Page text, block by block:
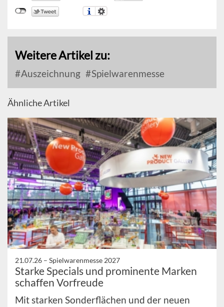
Weitere Artikel zu:
Auszeichnung Spielwarenmesse
Ähnliche Artikel
21.07.26 – Spielwarenmesse 2027
Starke Specials und prominente Marken
schaffen Vorfreude
Mit starken Sonderflächen und der neuen